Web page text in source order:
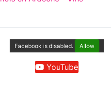
Facebook is disabled. Allow
YouTube